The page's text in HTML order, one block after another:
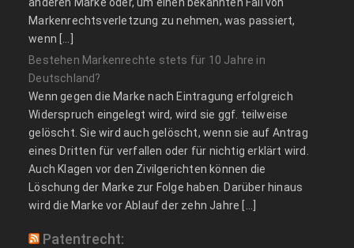
Markenrechtsverletzung zu nehmen, was passiert,
wenn […]
Bestehen Markenrechte stets für 10 Jahre in
Deutschland?
Wenn gegen die Marke nach Eintragung erfolgreich
Widerspruch eingelegt wird, wird sie ggf. teilweise
gelöscht. Sie wird auch gelöscht, wenn sie auf Antrag
eines Dritten für verfallen oder für nichtig erklärt wird.
Auch Klagen vor den Zivilgerichten können die
Löschung der Marke zur Folge haben. Darüber hinaus
wird die Marke vor Ablauf der zehn Jahre […]
Patentrecht: